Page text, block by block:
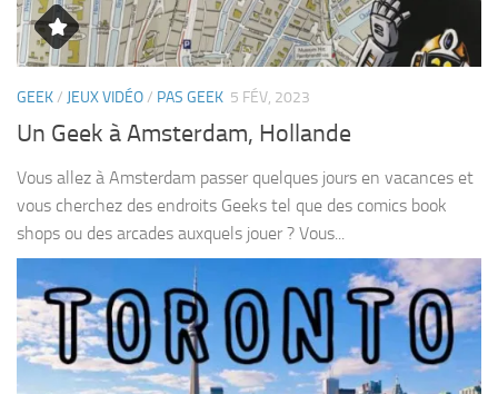
GEEK/ JEUX VIDÉO/ PAS GEEK 5 FÉV, 2023
Un Geek à Amsterdam, Hollande
Vous allez à Amsterdam passer quelques jours en vacances et
vous cherchez des endroits Geeks tel que des comics book
shops ou des arcades auxquels jouer ? Vous...